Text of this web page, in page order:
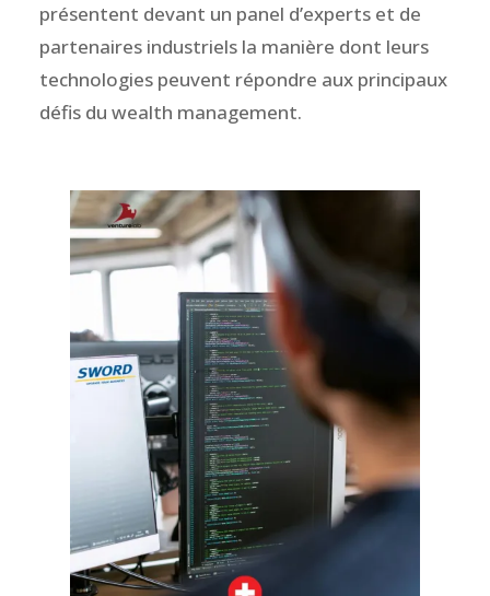
présentent devant un panel d’experts et de
partenaires industriels la manière dont leurs
technologies peuvent répondre aux principaux
défis du wealth management.